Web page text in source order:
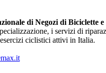
di Negozi di Biciclette
i servizi di
ciclistici attivi in Italia.